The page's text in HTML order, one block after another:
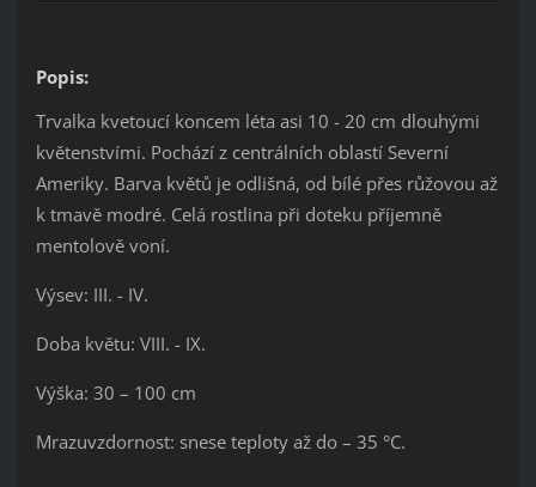
Popis:
Trvalka kvetoucí koncem léta asi 10 - 20 cm dlouhými
květenstvími. Pochází z centrálních oblastí Severní
Ameriky. Barva květů je odlišná, od bílé přes růžovou až
k tmavě modré. Celá rostlina při doteku příjemně
mentolově voní.
Výsev: III. - IV.
Doba květu: VIII. - IX.
Výška: 30 – 100 cm
Mrazuvzdornost: snese teploty až do – 35 °C.